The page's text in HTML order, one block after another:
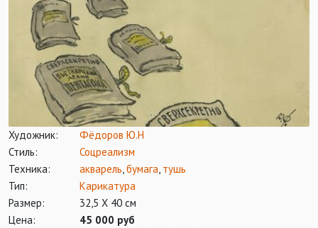
Художник:
Фёдоров Ю.Н
Стиль:
Соцреализм
Техника:
акварель,бумага, тушь
Тип:
Карикатура
Размер:
32,5 Х 40 см
Цена:
45 000 руб